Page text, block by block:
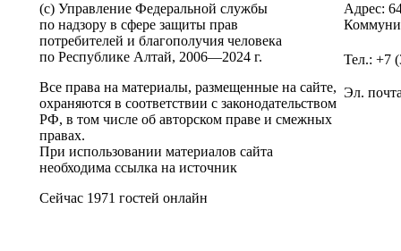
(c) Управление Федеральной службы
по надзору в сфере защиты прав
потребителей и благополучия человека
по Республике Алтай, 2006—2024 г.
Все права на материалы, размещенные на сайте,
охраняются в соответствии с законодательством
РФ, в том числе об авторском праве и смежных
правах.
При использовании материалов сайта
необходима ссылка на источник
Сейчас 1971 гостей онлайн
Адрес:
Тел.: +7
Эл.